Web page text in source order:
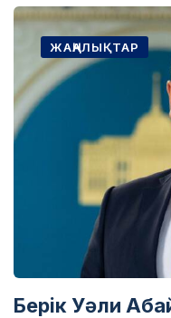
ЖАҢАЛЫҚТАР
Берік Уәли